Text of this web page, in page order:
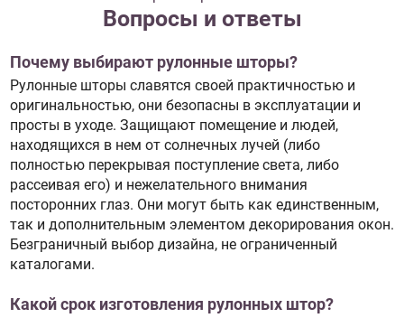
Вопросы и ответы
Почему выбирают рулонные шторы?
Рулонные шторы славятся своей практичностью и
оригинальностью, они безопасны в эксплуатации и
просты в уходе. Защищают помещение и людей,
находящихся в нем от солнечных лучей (либо
полностью перекрывая поступление света, либо
рассеивая его) и нежелательного внимания
посторонних глаз. Они могут быть как единственным,
так и дополнительным элементом декорирования окон.
Безграничный выбор дизайна, не ограниченный
каталогами.
Какой срок изготовления рулонных штор?